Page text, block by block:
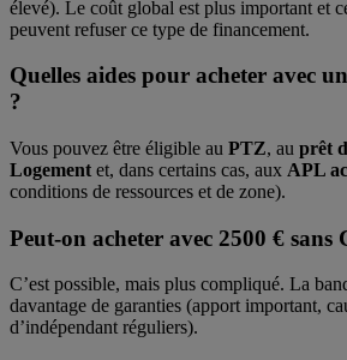
élevé). Le coût global est plus important et
peuvent refuser ce type de financement.
Quelles aides pour acheter avec
?
Vous pouvez être éligible au PTZ, au prêt
Logement et, dans certains cas, aux APL
conditions de ressources et de zone).
Peut-on acheter avec 2500 € sans
C’est possible, mais plus compliqué. La
davantage de garanties (apport important,
d’indépendant réguliers).